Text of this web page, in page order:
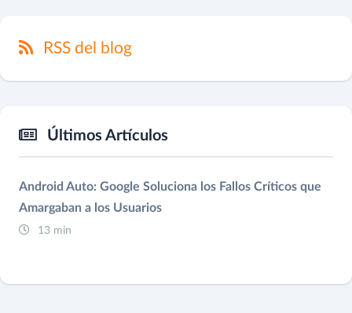
RSS del blog
Últimos Artículos
Android Auto: Google Soluciona los Fallos Críticos que
Amargaban a los Usuarios
13 min